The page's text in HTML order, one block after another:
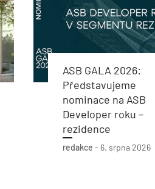
ASB GALA 2026:
Představujeme
nominace na ASB
Developer roku –
rezidence
redakce - 6. srpna 2026